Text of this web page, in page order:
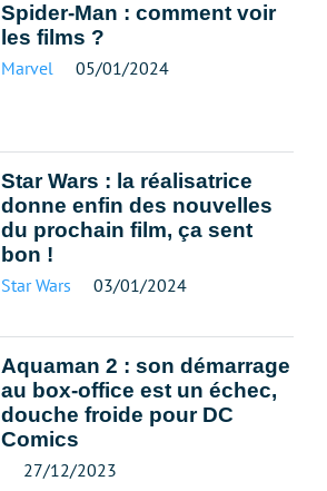
Spider-Man : comment voir
les films ?
Marvel 05/01/2024
Star Wars : la réalisatrice
donne enfin des nouvelles
du prochain film, ça sent
bon !
Star Wars 03/01/2024
Aquaman 2 : son démarrage
au box-office est un échec,
douche froide pour DC
Comics
27/12/2023